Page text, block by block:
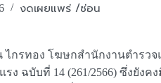
งดเผยแพร่ /ซ่อน
ไกรทอง โฆษกสำนักงานตำรว
ง ฉบับที่ 14 (261/2566) ซึ่งยั